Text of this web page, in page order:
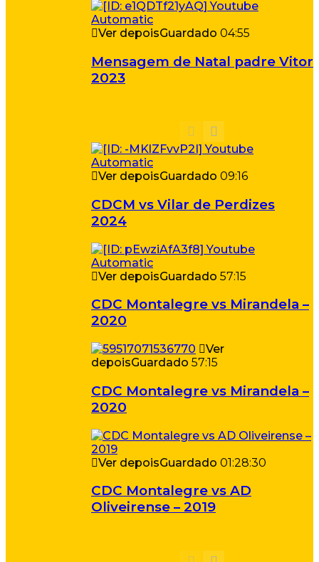
Ver depoisGuardado 04:55
Mensagem de Natal padre Vitor
2023
Ver depoisGuardado 09:16
CDCM vs Vilar de Perdizes
2024
Ver depoisGuardado 57:15
CDC Montalegre vs Mirandela –
2020
Ver
depoisGuardado 57:15
CDC Montalegre vs Mirandela –
2020
Ver depoisGuardado 01:28:30
CDC Montalegre vs AD
Oliveirense – 2019